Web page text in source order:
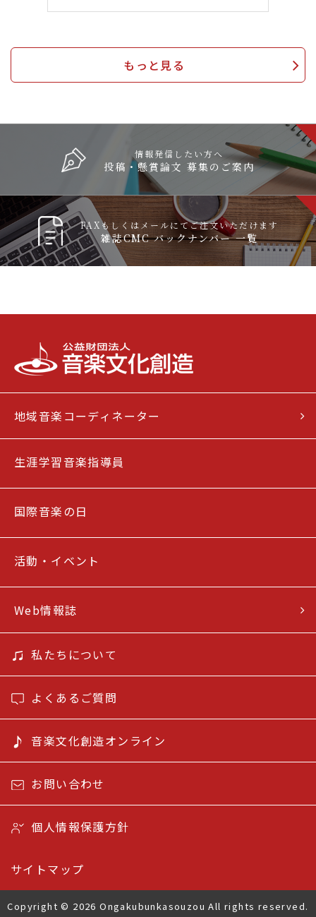
もっと見る
情報発信したい方へ
投稿・懸賞論文 募集のご案内
FAXもしくはメールにてご注文いただけます
雑誌CMC バックナンバー 一覧
地域音楽コーディネーター
生涯学習音楽指導員
国際音楽の日
活動・イベント
Web情報誌
私たちについて
よくあるご質問
音楽文化創造オンライン
お問い合わせ
個人情報保護方針
サイトマップ
Copyright © 2026 Ongakubunkasouzou All rights reserved.